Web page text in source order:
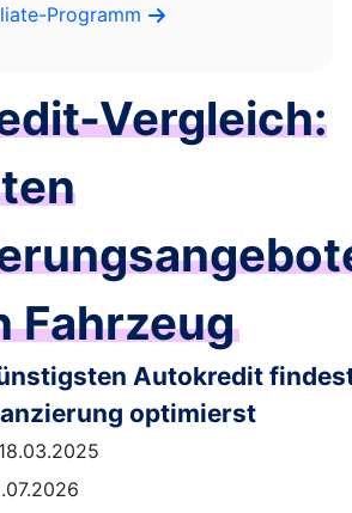
Programm
Vergleich:
Fahrzeug
Autokredit
optimierst